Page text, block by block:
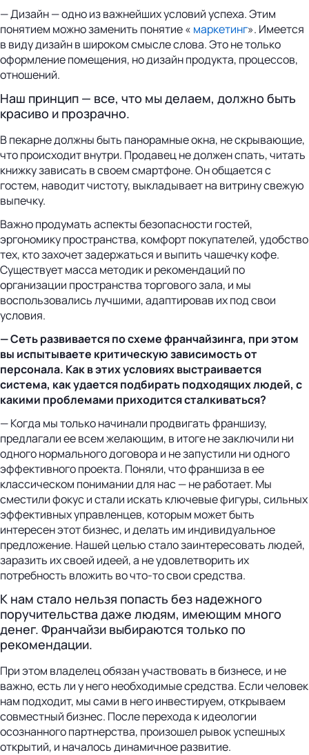
— Дизайн — одно из важнейших условий успеха. Этим
понятием можно заменить понятие « маркетинг». Имеется
в виду дизайн в широком смысле слова. Это не только
оформление помещения, но дизайн продукта, процессов,
отношений.
Наш принцип — все, что мы делаем, должно быть
красиво и прозрачно.
В пекарне должны быть панорамные окна, не скрывающие,
что происходит внутри. Продавец не должен спать, читать
книжку зависать в своем смартфоне. Он общается с
гостем, наводит чистоту, выкладывает на витрину свежую
выпечку.
Важно продумать аспекты безопасности гостей,
эргономику пространства, комфорт покупателей, удобство
тех, кто захочет задержаться и выпить чашечку кофе.
Существует масса методик и рекомендаций по
организации пространства торгового зала, и мы
воспользовались лучшими, адаптировав их под свои
условия.
— Сеть развивается по схеме франчайзинга, при этом
вы испытываете критическую зависимость от
персонала. Как в этих условиях выстраивается
система, как удается подбирать подходящих людей, с
какими проблемами приходится сталкиваться?
— Когда мы только начинали продвигать франшизу,
предлагали ее всем желающим, в итоге не заключили ни
одного нормального договора и не запустили ни одного
эффективного проекта. Поняли, что франшиза в ее
классическом понимании для нас — не работает. Мы
сместили фокус и стали искать ключевые фигуры, сильных
эффективных управленцев, которым может быть
интересен этот бизнес, и делать им индивидуальное
предложение. Нашей целью стало заинтересовать людей,
заразить их своей идеей, а не удовлетворить их
потребность вложить во что-то свои средства.
К нам стало нельзя попасть без надежного
поручительства даже людям, имеющим много
денег. Франчайзи выбираются только по
рекомендации.
При этом владелец обязан участвовать в бизнесе, и не
важно, есть ли у него необходимые средства. Если человек
нам подходит, мы сами в него инвестируем, открываем
совместный бизнес. После перехода к идеологии
осознанного партнерства, произошел рывок успешных
открытий, и началось динамичное развитие.